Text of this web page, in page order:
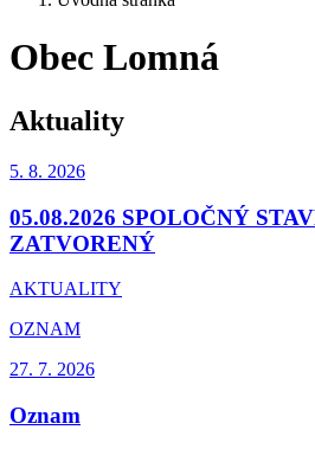
Obec Lomná
Aktuality
5. 8. 2026
05.08.2026 SPOLOČNÝ
ZATVORENÝ
AKTUALITY
OZNAM
27. 7. 2026
Oznam